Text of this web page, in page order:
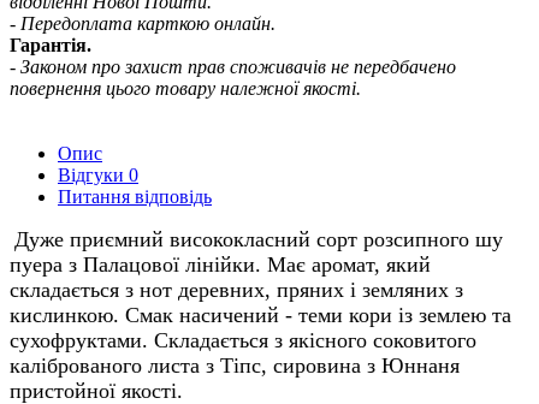
- Передоплата карткою онлайн.
Гарантія.
- Законом про захист прав споживачів не передбачено
повернення цього товару належної якості.
Опис
Відгуки 0
Питання відповідь
Дуже приємний висококласний сорт розсипного шу
пуера з Палацової лінійки. Має аромат, який
складається з нот деревних, пряних і земляних з
кислинкою. Смак насичений - теми кори із землею та
сухофруктами. Складається з якісного соковитого
каліброваного листа з Тіпс, сировина з Юннаня
пристойної якості.